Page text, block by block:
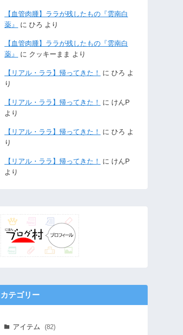
【血管肉腫】ララが残したもの『雲南白
薬』
に ひろ より
【血管肉腫】ララが残したもの『雲南白
薬』
に クッキーまま より
【リアル・ララ】帰ってきた！ に ひろ よ
り
【リアル・ララ】帰ってきた！ に けんP
より
【リアル・ララ】帰ってきた！ に ひろ よ
り
【リアル・ララ】帰ってきた！ に けんP
より
カテゴリー
アイテム (82)